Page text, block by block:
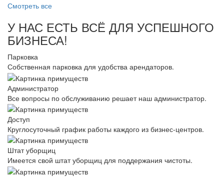
Смотреть все
У НАС ЕСТЬ ВСЁ ДЛЯ УСПЕШНОГО
БИЗНЕСА!
Парковка
Собственная парковка для удобства арендаторов.
Администратор
Все вопросы по обслуживанию решает наш администратор.
Доступ
Круглосуточный график работы каждого из бизнес-центров.
Штат уборщиц
Имеется свой штат уборщиц для поддержания чистоты.